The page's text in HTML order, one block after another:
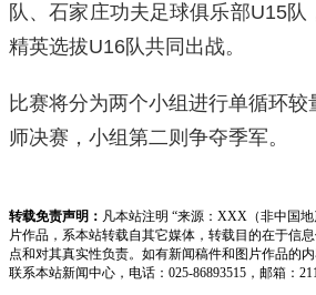
队、石家庄功夫足球俱乐部U15队
精英选拔U16队共同出战。
比赛将分为两个小组进行单循环
师决赛，小组第二则争夺季军。
转载免责声明： 凡本站注明 “来源：XXX（非中国
片作品，系本站转载自其它媒体，转载目的在于信
点和对其真实性负责。如有新闻稿件和图片作品的
联系本站新闻中心，电话：025-86893515，邮箱：